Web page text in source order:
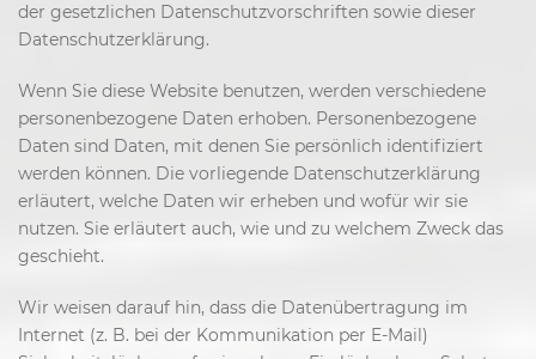
der gesetzlichen Datenschutzvorschriften sowie dieser
Datenschutzerklärung.
Wenn Sie diese Website benutzen, werden verschiedene
personenbezogene Daten erhoben. Personenbezogene
Daten sind Daten, mit denen Sie persönlich identifiziert
werden können. Die vorliegende Datenschutzerklärung
erläutert, welche Daten wir erheben und wofür wir sie
nutzen. Sie erläutert auch, wie und zu welchem Zweck das
geschieht.
Wir weisen darauf hin, dass die Datenübertragung im
Internet (z. B. bei der Kommunikation per E-Mail)